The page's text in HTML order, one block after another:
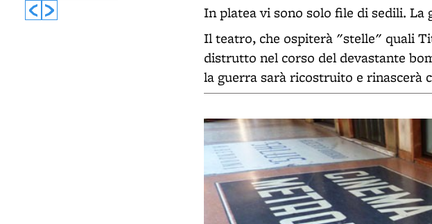
In platea vi sono solo file di sedili. La
Il teatro, che ospiterà "stelle" quali
distrutto nel corso del devastante
la guerra sarà ricostruito e rinascerà